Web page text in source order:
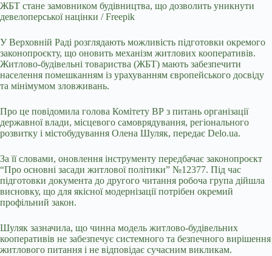
ЖБТ стане замовником будівництва, що дозволить уникнути
девелоперської націнки / Freepik
У Верховній Раді розглядають можливість підготовки окремого
законопроєкту, що оновить механізм житлових кооперативів.
Житлово-будівельні товариства (ЖБТ) мають забезпечити
населення помешканням із урахуванням європейського досвіду
та мінімумом зловживань.
Про це повідомила голова Комітету ВР з питань організації
державної влади, місцевого самоврядування, регіонального
розвитку і містобудування Олена Шуляк, передає Delo.ua.
За її словами, оновлення інструменту передбачає законопроєкт
“Про основні засади житлової політики” №12377. Під час
підготовки документа до другого читання робоча група дійшла
висновку, що для якісної модернізації потрібен окремий
профільний закон.
Шуляк зазначила, що чинна модель житлово-будівельних
кооперативів не забезпечує системного та безпечного вирішення
житлового питання і не відповідає сучасним викликам.